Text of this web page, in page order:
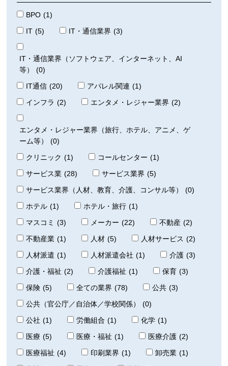
BPO (1)
IT (5) IT・通信業界 (3)
IT・通信業界（ソフトウェア、インターネット、AI
等）
(0)
IT通信 (20) アパレル関連 (1)
インフラ (2) エンタメ・レジャー業界 (2)
エンタメ・レジャー業界（旅行、ホテル、アニメ、ゲ
ーム等）
(0)
クリニック (1) コールセンター (1)
サービス業 (28) サービス業界 (5)
サービス業界（人材、教育、介護、コンサル等）
(0)
ホテル (1) ホテル・旅行 (1)
マスコミ (3) メーカー (22) 不動産 (2)
不動産業 (1) 人材 (5) 人材サービス (2)
人材派遣 (1) 人材派遣会社 (1) 介護 (3)
介護・福祉 (2) 介護福祉 (1) 保育 (3)
保険 (5) 全ての業界 (78) 公共 (3)
公共（官公庁／自治体／学校関係）
(0)
公社 (1) 労働組合 (1) 化学 (1)
医療 (5) 医療・福祉 (1) 医療介護 (2)
医療福祉 (4) 印刷業界 (1) 卸売業 (1)